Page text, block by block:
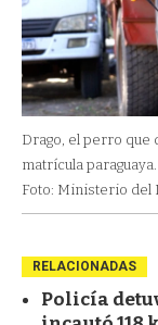
Drago, el perro que
matrícula paraguaya.
Foto: Ministerio
RELACIONADAS
Policía